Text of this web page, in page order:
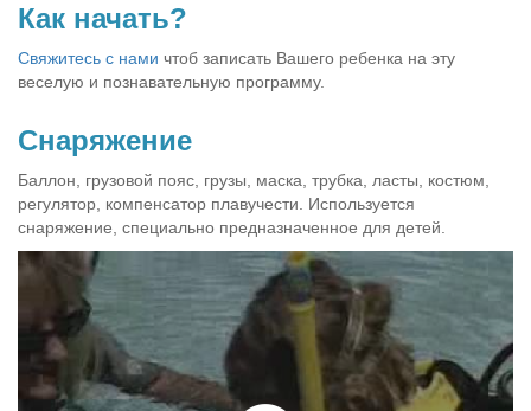
Как начать?
Свяжитесь с нами чтоб записать Вашего ребенка на эту
веселую и познавательную программу.
Снаряжение
Баллон, грузовой пояс, грузы, маска, трубка, ласты, костюм,
регулятор, компенсатор плавучести. Используется
снаряжение, специально предназначенное для детей.